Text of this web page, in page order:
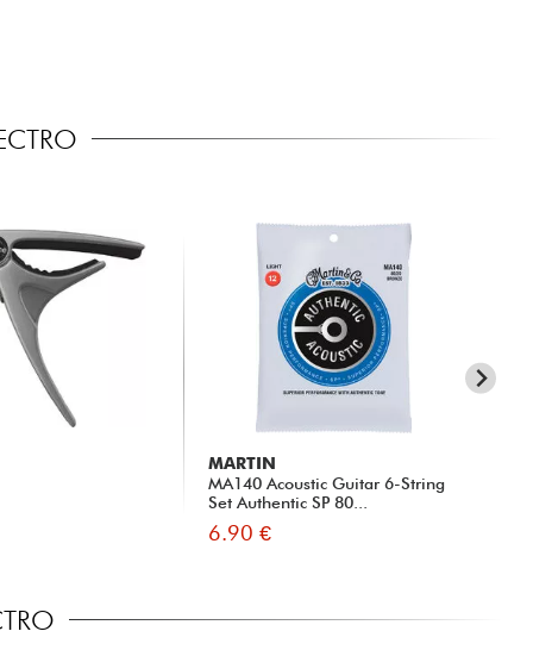
MARTIN
MA140 Acoustic Guitar 6-String
Set Authentic SP 80...
6.90 €